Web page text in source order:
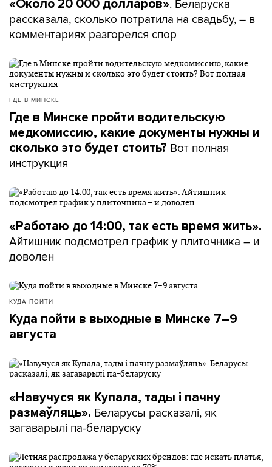
«Около 20 000 долларов»
рассказала, сколько потратила на свадьбу, – в
комментариях разгорелся спор
ГДЕ В МИНСКЕ
Где в Минске пройти водительскую
медкомиссию, какие документы нужны и
сколько это будет стоить? Вот полная
инструкция
«Работаю до 14:00, так есть время жить».
Айтишник подсмотрел график у плиточника – и
доволен
КУДА ПОЙТИ
Куда пойти в выходные в Минске 7–9
августа
«Навучуся як Купала, тады і пачну
размаўляць». Беларусы расказалі, як
загаварылі па-беларуску